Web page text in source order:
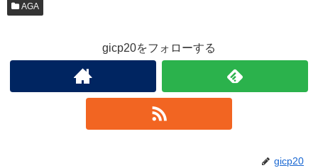
AGA
gicp20をフォローする
gicp20